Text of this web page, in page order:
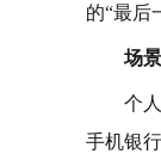
的“最后
场
个
手机银